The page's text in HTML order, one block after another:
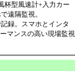
杯型風速計+入力カー
遠隔監視。
録。スマホとインタ
マンスの高い現場監視